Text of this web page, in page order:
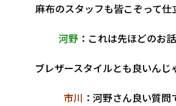
麻布のスタッフも皆こぞって仕
河野 ：これは先ほどのお
ブレザースタイルとも良いんじ
市川 ：河野さん良い質問